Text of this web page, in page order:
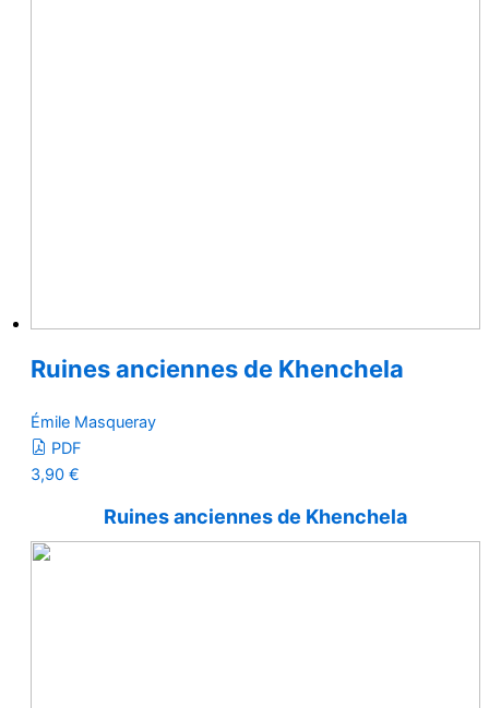
Ruines anciennes de Khenchela
Émile Masqueray
PDF
3,90 €
Ruines anciennes de Khenchela